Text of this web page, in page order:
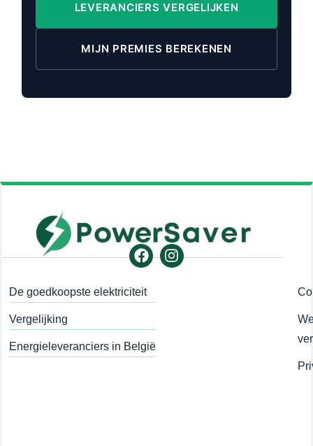
LEVERANCIERS VERGELIJKEN
MIJN PREMIES BEREKENEN
FacebookInstagram
De goedkoopste elektriciteit
Vergelijking
Energieleveranciers in België